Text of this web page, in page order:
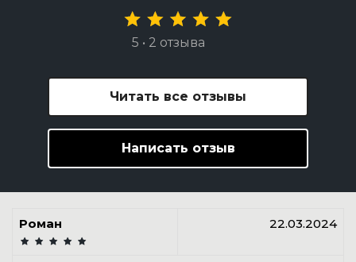
5 • 2 отзыва
Читать все отзывы
Написать отзыв
Роман 22.03.2024